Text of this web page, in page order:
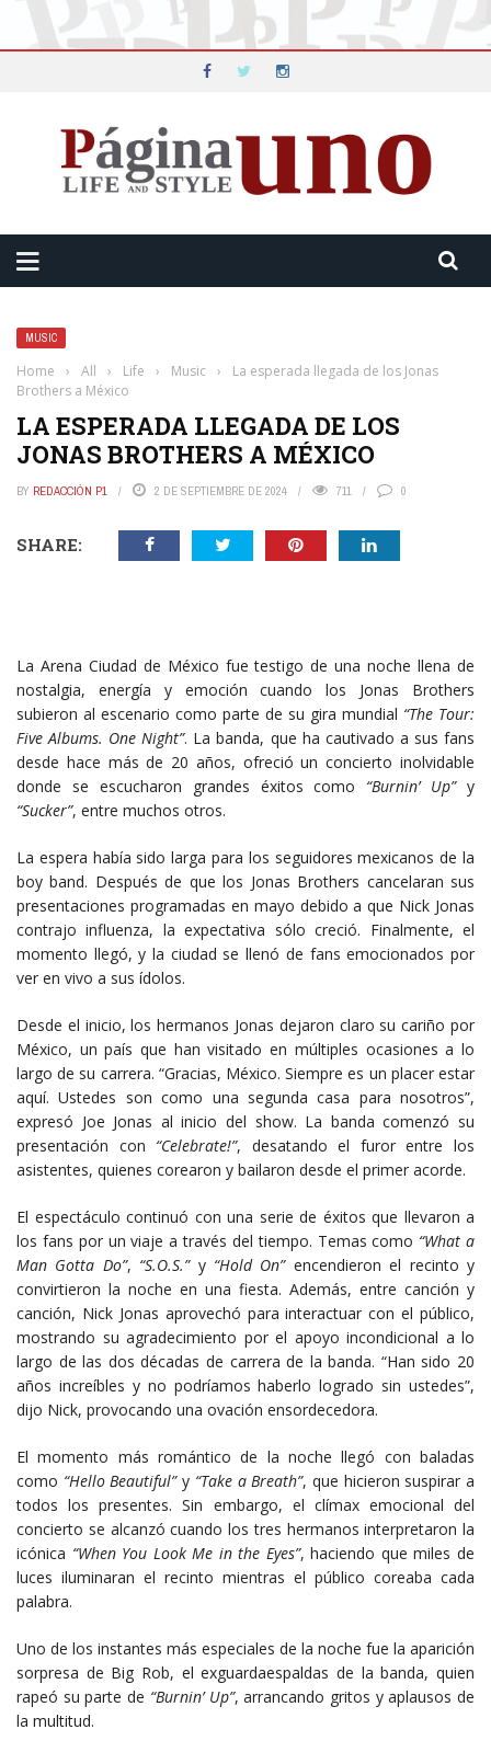
MUSIC
Home › All › Life › Music ›
La esperada llegada de los Jonas
Brothers a México
LA ESPERADA LLEGADA DE LOS
JONAS BROTHERS A MÉXICO
BY REDACCIÓN P1 2 DE SEPTIEMBRE DE 2024 711 0
SHARE:
La Arena Ciudad de México fue testigo de una noche llena de
nostalgia, energía y emoción cuando los Jonas Brothers
subieron al escenario como parte de su gira mundial “The Tour:
Five Albums. One Night”. La banda, que ha cautivado a sus fans
desde hace más de 20 años, ofreció un concierto inolvidable
donde se escucharon grandes éxitos como “Burnin’ Up”y
“Sucker”, entre muchos otros.
La espera había sido larga para los seguidores mexicanos de la
boy band. Después de que los Jonas Brothers cancelaran sus
presentaciones programadas en mayo debido a que Nick Jonas
contrajo influenza, la expectativa sólo creció. Finalmente, el
momento llegó, y la ciudad se llenó de fans emocionados por
ver en vivo a sus ídolos.
Desde el inicio, los hermanos Jonas dejaron claro su cariño por
México, un país que han visitado en múltiples ocasiones a lo
largo de su carrera. “Gracias, México. Siempre es un placer estar
aquí. Ustedes son como una segunda casa para nosotros”,
expresó Joe Jonas al inicio del show. La banda comenzó su
presentación con “Celebrate!”, desatando el furor entre los
asistentes, quienes corearon y bailaron desde el primer acorde.
El espectáculo continuó con una serie de éxitos que llevaron a
los fans por un viaje a través del tiempo. Temas como “What a
Man Gotta Do”, “S.O.S.”y “Hold On”encendieron el recinto y
convirtieron la noche en una fiesta. Además, entre canción y
canción, Nick Jonas aprovechó para interactuar con el público,
mostrando su agradecimiento por el apoyo incondicional a lo
largo de las dos décadas de carrera de la banda. “Han sido 20
años increíbles y no podríamos haberlo logrado sin ustedes”,
dijo Nick, provocando una ovación ensordecedora.
El momento más romántico de la noche llegó con baladas
como “Hello Beautiful”y “Take a Breath”, que hicieron suspirar a
todos los presentes. Sin embargo, el clímax emocional del
concierto se alcanzó cuando los tres hermanos interpretaron la
icónica “When You Look Me in the Eyes”, haciendo que miles de
luces iluminaran el recinto mientras el público coreaba cada
palabra.
Uno de los instantes más especiales de la noche fue la aparición
sorpresa de Big Rob, el exguardaespaldas de la banda, quien
rapeó su parte de “Burnin’ Up”, arrancando gritos y aplausos de
la multitud.